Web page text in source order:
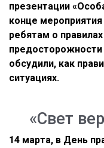
презентации
конце
ребятам о
предосторожности
обсудили, как
ситуациях.
«Свет
14 марта, в День